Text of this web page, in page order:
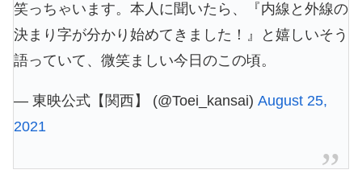
笑っちゃいます。本人に聞いたら、『内線と外線の
決まり字が分かり始めてきました！』と嬉しいそう
語っていて、微笑ましい今日のこの頃。
— 東映公式【関西】 (@Toei_kansai) August 25,
2021